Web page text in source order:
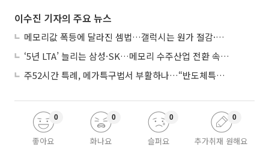
이수진 기자의 주요 뉴스
메모리값 폭등에 달라진 셈법…갤럭시는 원가 절감·아이폰은 서비스 확대
‘5년 LTA’ 늘리는 삼성·SK…메모리 수주산업 전환 속 다른 셈법
주52시간 특례, 메가특구법서 부활하나…“반도체특별법 담겨야”
좋아요
0
화나요
0
슬퍼요
0
추가취재 원해요
0